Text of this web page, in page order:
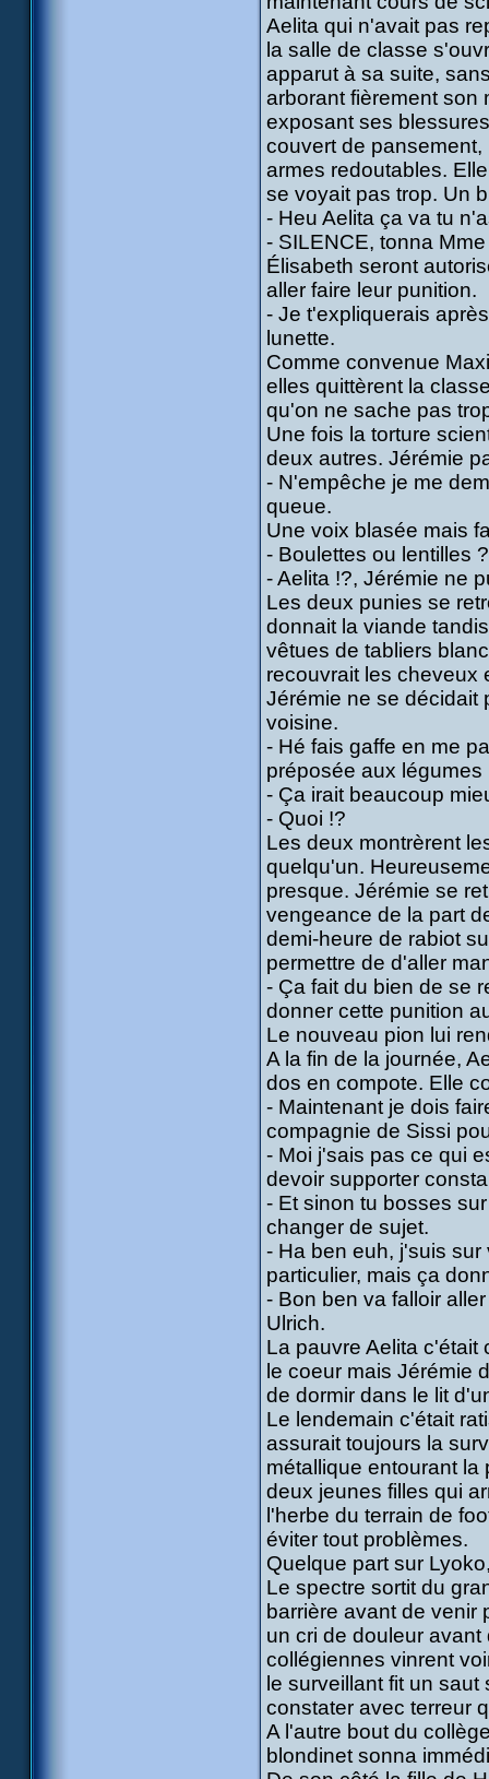
Aelita qui n'avait pas
la salle de classe
apparut à sa suite,
arborant fièrement son
exposant ses
couvert de
armes redoutables.
se voyait pas trop. Un
- Heu Aelita ça va tu
- SILENCE, tonna
Élisabeth seront
aller faire leur punition.
- Je t'expliquerais
lunette.
Comme convenue
elles quittèrent la
qu'on ne sache pas
Une fois la torture
deux autres. Jérémie
- N'empêche je me
queue.
Une voix blasée mais
- Boulettes ou lentilles ?
- Aelita !?, Jérémie ne
Les deux punies se
donnait la viande
vêtues de tabliers
recouvrait les cheveux
Jérémie ne se décidait
voisine.
- Hé fais gaffe en me
préposée aux légumes
- Ça irait beaucoup
- Quoi !?
Les deux montrèrent
quelqu'un.
presque. Jérémie se
vengeance de la part
demi-heure de rabiot
permettre de d'aller
- Ça fait du bien de se
donner cette punition
Le nouveau pion lui
A la fin de la journée,
dos en compote. Elle
- Maintenant je dois
compagnie de Sissi
- Moi j'sais pas ce qui
devoir supporter
- Et sinon tu bosses
changer de sujet.
- Ha ben euh, j'suis
particulier, mais ça
- Bon ben va falloir
Ulrich.
La pauvre Aelita c'était
le coeur mais Jérémie
de dormir dans le lit
Le lendemain c'était
assurait toujours la
métallique entourant la
deux jeunes filles qui
l'herbe du terrain de
éviter tout problèmes.
Quelque part sur
Le spectre sortit du
barrière avant de
un cri de douleur
collégiennes vinrent
le surveillant fit un
constater avec terreur
A l'autre bout du
blondinet sonna